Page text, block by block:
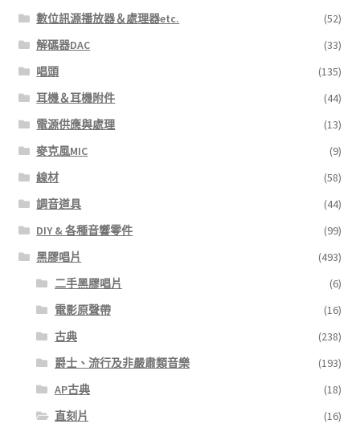
數位訊源播放器＆處理器etc.
(52)
解碼器DAC
(33)
唱頭
(135)
耳機＆耳機附件
(44)
電源供應與處理
(13)
麥克風MIC
(9)
線材
(58)
調音道具
(44)
DIY & 各種音響零件
(99)
黑膠唱片
(493)
二手黑膠唱片
(6)
電影原聲帶
(16)
古典
(238)
爵士、流行及非嚴肅類音樂
(193)
AP古典
(18)
直刻片
(16)